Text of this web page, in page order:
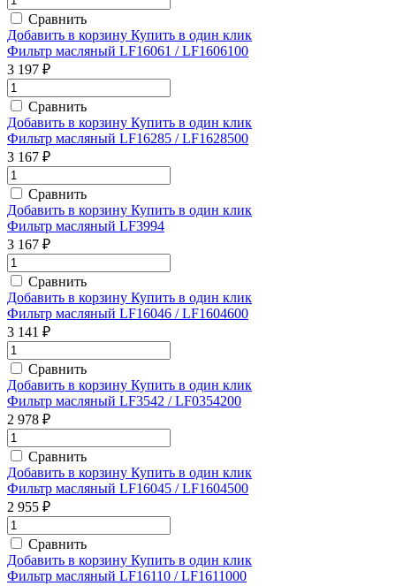
Сравнить
Добавить в корзину Купить в один клик
Фильтр масляный LF16061 / LF1606100
3 197 ₽
Сравнить
Добавить в корзину Купить в один клик
Фильтр масляный LF16285 / LF1628500
3 167 ₽
Сравнить
Добавить в корзину Купить в один клик
Фильтр масляный LF3994
3 167 ₽
Сравнить
Добавить в корзину Купить в один клик
Фильтр масляный LF16046 / LF1604600
3 141 ₽
Сравнить
Добавить в корзину Купить в один клик
Фильтр масляный LF3542 / LF0354200
2 978 ₽
Сравнить
Добавить в корзину Купить в один клик
Фильтр масляный LF16045 / LF1604500
2 955 ₽
Сравнить
Добавить в корзину Купить в один клик
Фильтр масляный LF16110 / LF1611000